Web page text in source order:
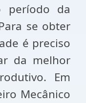
período da
se obter
é preciso
da melhor
Em
Mecânico